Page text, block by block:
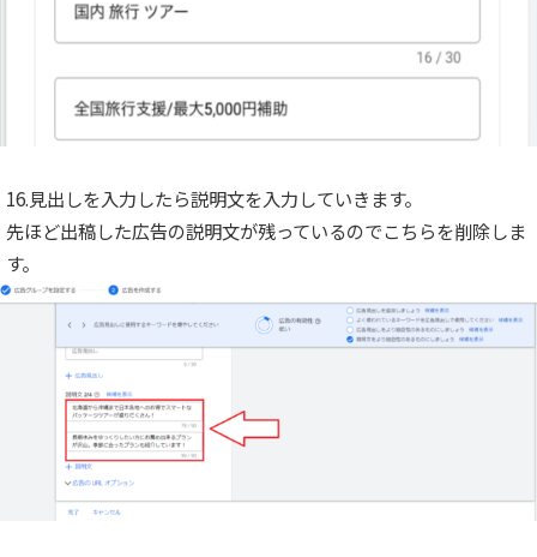
16.見出しを入力したら説明文を入力していきます。
先ほど出稿した広告の説明文が残っているのでこちらを削除しま
す。